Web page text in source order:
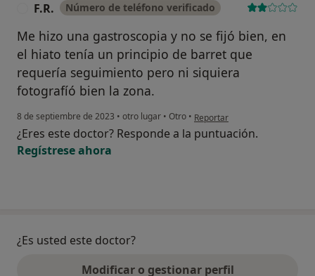
F.R. Número de teléfono verificado
Me hizo una gastroscopia y no se fijó bien, en
el hiato tenía un principio de barret que
requería seguimiento pero ni siquiera
fotografíó bien la zona.
8 de septiembre de 2023 • otro lugar • Otro • en opinión del usuario F.R.
Reportar
¿Eres este doctor? Responde a la puntuación.
Regístrese ahora
¿Es usted este doctor?
Modificar o gestionar perfil